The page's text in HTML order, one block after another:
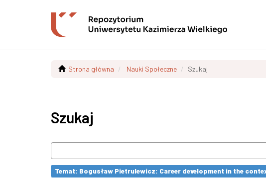
Strona główna Nauki Społeczne Szukaj
Szukaj
Temat: Bogusław Pietrulewicz: Career development in the